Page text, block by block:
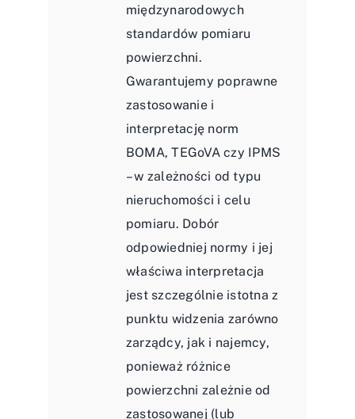
międzynarodowych
standardów pomiaru
powierzchni.
Gwarantujemy poprawne
zastosowanie i
interpretację norm
BOMA, TEGoVA czy IPMS
– w zależności od typu
nieruchomości i celu
pomiaru. Dobór
odpowiedniej normy i jej
właściwa interpretacja
jest szczególnie istotna z
punktu widzenia zarówno
zarządcy, jak i najemcy,
ponieważ różnice
powierzchni zależnie od
zastosowanej (lub